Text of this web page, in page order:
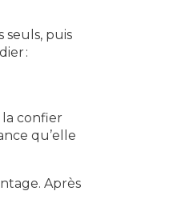
seuls, puis
:
la confier
qu’elle
Après